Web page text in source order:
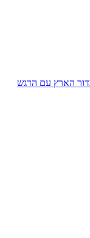
הארץ עם הדגש